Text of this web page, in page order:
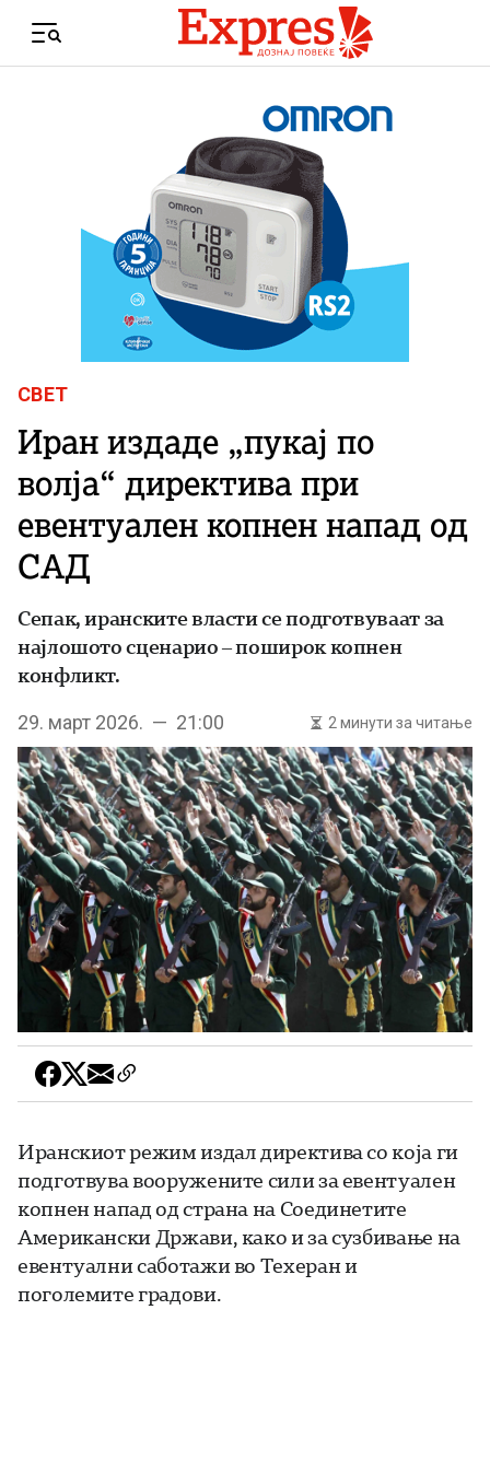
Menu
СВЕТ
Иран издаде „пукај по
волја“ директива при
евентуален копнен напад од
САД
Сепак, иранските власти се подготвуваат за
најлошото сценарио – поширок копнен
конфликт.
29. март 2026. — 21:00 2 минути за читање
Иранскиот режим издал директива со која ги
подготвува вооружените сили за евентуален
копнен напад од страна на Соединетите
Американски Држави, како и за сузбивање на
евентуални саботажи во Техеран и
поголемите градови.